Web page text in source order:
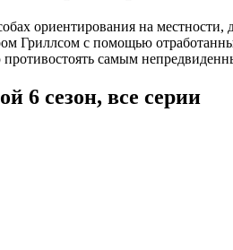
ориентирования на
Гриллсом с помощью
противостоять самым
6 сезон, все серии